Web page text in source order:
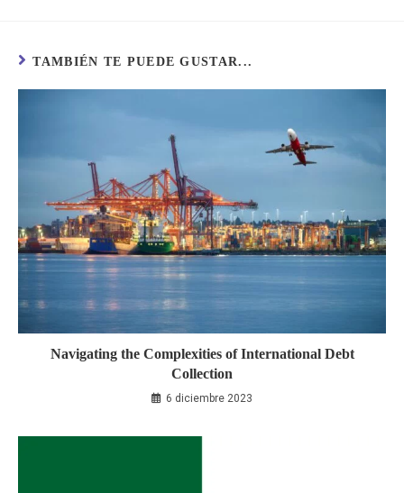
TAMBIÉN TE PUEDE GUSTAR...
Navigating the Complexities of International Debt
Collection
6 diciembre 2023